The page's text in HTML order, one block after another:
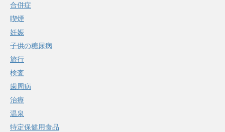
合併症
喫煙
妊娠
子供の糖尿病
旅行
検査
歯周病
治療
温泉
特定保健用食品